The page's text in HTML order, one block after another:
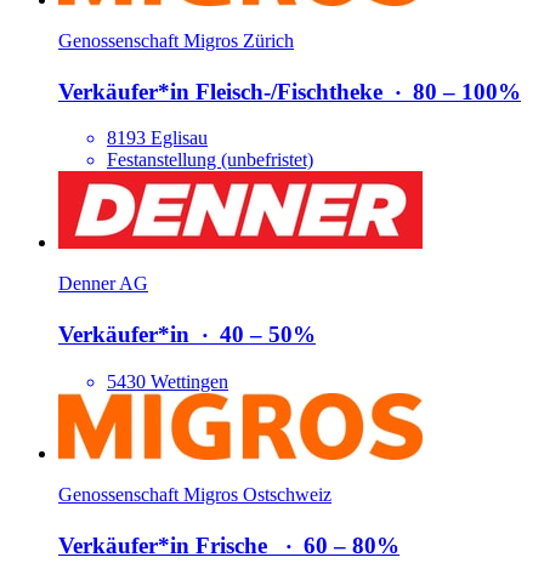
Genossenschaft Migros Zürich
Verkäufer*​in Fleisch-/​Fischtheke ‧ 80 – 100%
8193 Eglisau
Festanstellung (unbefristet)
Denner AG
Verkäufer*​in ‧ 40 – 50%
5430 Wettingen
Genossenschaft Migros Ostschweiz
Verkäufer*​in Frische ‧ 60 – 80%